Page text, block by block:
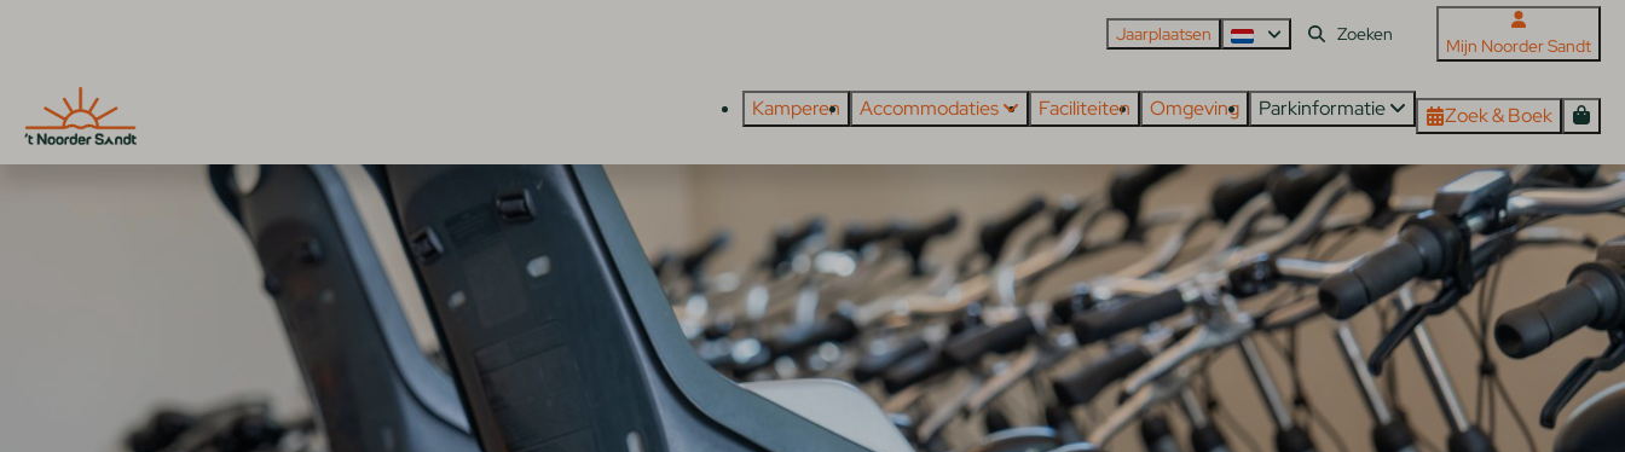
Jaarplaatsen
Mijn Noorder Sandt
Kamperen Accommodaties Faciliteiten Omgeving Parkinformatie Zoek & Boek